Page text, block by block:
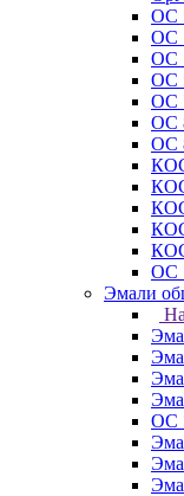
ОС
ОС
ОС
ОС
ОС
ОС
ОС
ОС
Эмали
ОС